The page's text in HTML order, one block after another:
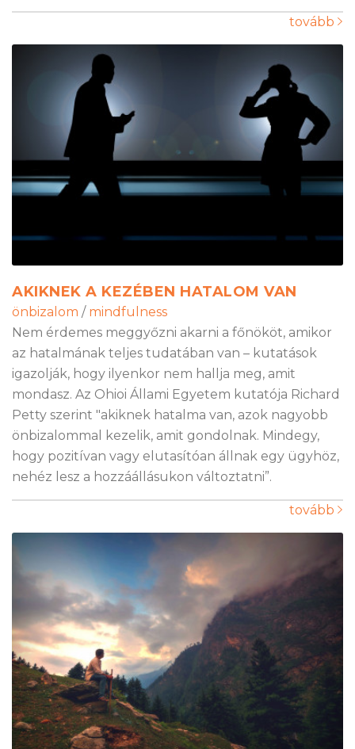
tovább
AKIKNEK A KEZÉBEN HATALOM VAN
önbizalom / mindfulness
Nem érdemes meggyőzni akarni a főnököt, amikor
az hatalmának teljes tudatában van – kutatások
igazolják, hogy ilyenkor nem hallja meg, amit
mondasz. Az Ohioi Állami Egyetem kutatója Richard
Petty szerint "akiknek hatalma van, azok nagyobb
önbizalommal kezelik, amit gondolnak. Mindegy,
hogy pozitívan vagy elutasítóan állnak egy ügyhöz,
nehéz lesz a hozzáállásukon változtatni”.
tovább